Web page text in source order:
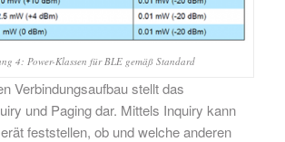
4: Power-Klassen für BLE gemäß Standard
Verbindungsaufbau stellt das
und Paging dar. Mittels Inquiry kann
feststellen, ob und welche anderen